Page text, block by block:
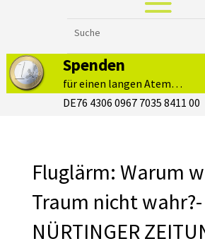
Spenden
für einen langen Atem…
DE76 4306 0967 7035 8411 00
Fluglärm: Warum
Traum nicht wahr?-
NÜRTINGER